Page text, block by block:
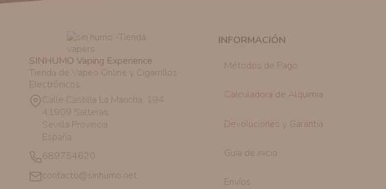
SINHUMO Vaping Experience
Tienda de Vapeo Online y Cigarrillos
Electrónicos.
Calle Castilla La Mancha, 194
41909 Salteras
Sevilla Provincia
España
689754620
contacto@sinhumo.net
INFORMACIÓN
Métodos de Pago
Calculadora de Alquimia
Devoluciones y Garantía
Guía de inicio
Envíos